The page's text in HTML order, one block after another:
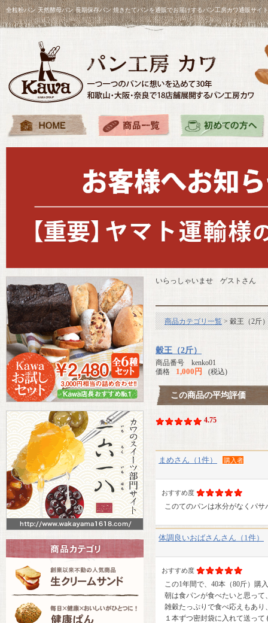
全粒粉パン 天然酵母パン 長期保存パン 焼きたてパンを通販でお届けするパン工房カワ通販サイト
いらっしゃいませ ゲストさん
商品カテゴリ一覧> 穀王（2斤
穀王（2斤）
商品番号 kenko01
価格
1,000円 (税込)
この商品の平均評価
4.75
まめさん（1件） 購入者
おすすめ度
このてのパンは水分がなくパ
体調良いおばさんさん（1件）
おすすめ度
この1年間で、40本（80斤）購
朝は食パンが食べたいと思っ
雑穀たっぷりで食べ応えもあ
１本ずつ密封袋に入れて送っ